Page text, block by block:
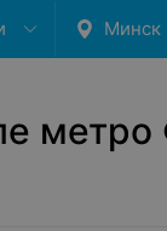
Минск
метро